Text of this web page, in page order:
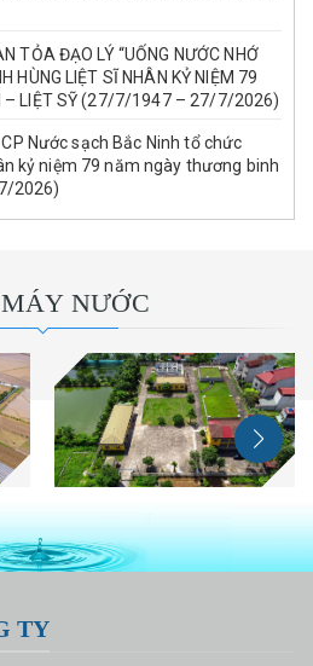
TỎA ĐẠO LÝ “UỐNG NƯỚC NHỚ
HÙNG LIỆT SĨ NHÂN KỶ NIỆM 79
– LIỆT SỸ (27/7/1947 – 27/7/2026)
Nước sạch Bắc Ninh tổ chức
kỷ niệm 79 năm ngày thương binh
2026)
NƯỚC
TY